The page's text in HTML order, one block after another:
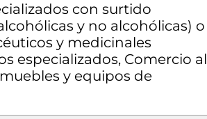
con surtido
y no alcohólicas) o
y medicinales
especializados, Comercio al
y equipos de